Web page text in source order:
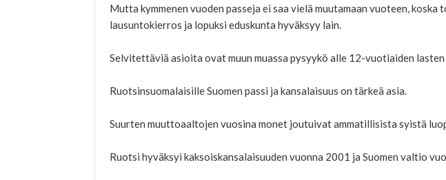
Mutta kymmenen vuoden passeja ei saa vielä muutamaan vuoteen,
lausuntokierros ja lopuksi eduskunta hyväksyy lain.
Selvitettäviä asioita ovat muun muassa pysyykö alle 12-vuotiaiden
Ruotsinsuomalaisille Suomen passi ja kansalaisuus on tärkeä asia.
Suurten muuttoaaltojen vuosina monet joutuivat ammatillisista syistä
Ruotsi hyväksyi kaksoiskansalaisuuden vuonna 2001 ja Suomen valtio